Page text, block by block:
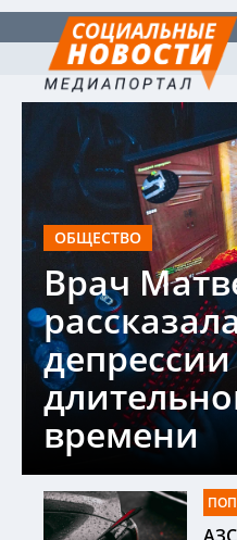
ОБЩЕСТВО
Врач
времени